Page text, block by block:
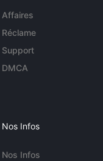
Affaires
Réclame
Support
DMCA
Nos Infos
Nos Infos